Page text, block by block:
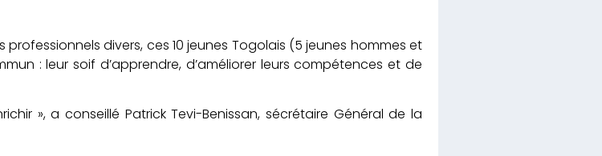
divers, ces 10 jeunes Togolais (5 jeunes hommes et
: leur soif d’apprendre, d’améliorer leurs compétences et de
», a conseillé Patrick Tevi-Benissan, sécrétaire Général de la